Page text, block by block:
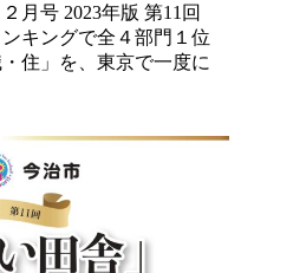
月号 2023年版 第11回
キングで全４部門１位
住」を、東京で一度に